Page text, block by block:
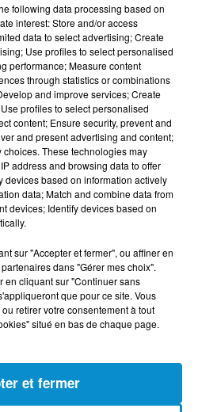
- 24/07/26
- 23/07/26
following data processing based on
interest: Store and/or access
data to select advertising; Create
Use profiles to select personalised
performance; Measure content
through statistics or combinations
and improve services; Create
profiles to select personalised
content; Ensure security, prevent and
and present advertising and content;
These technologies may
address and browsing data to offer
devices based on information actively
data; Match and combine data from
devices; Identify devices based on
sur "Accepter et fermer", ou affiner en
dans "Gérer mes choix".
en cliquant sur "Continuer sans
que pour ce site. Vous
retirer votre consentement à tout
situé en bas de chaque page.
et fermer